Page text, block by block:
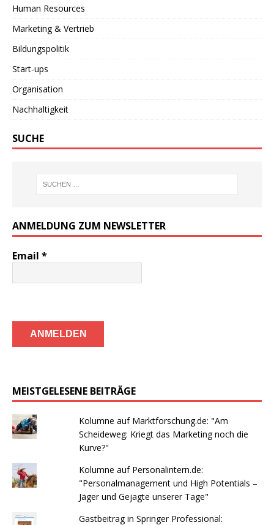
Human Resources
Marketing & Vertrieb
Bildungspolitik
Start-ups
Organisation
Nachhaltigkeit
SUCHE
ANMELDUNG ZUM NEWSLETTER
Email *
MEISTGELESENE BEITRÄGE
Kolumne auf Marktforschung.de: "Am
Scheideweg: Kriegt das Marketing noch die
Kurve?"
Kolumne auf Personalintern.de:
"Personalmanagement und High Potentials –
Jäger und Gejagte unserer Tage"
Gastbeitrag in Springer Professional: